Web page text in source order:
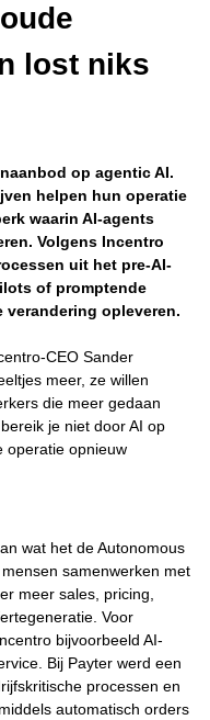
lost niks
op agentic AI.
helpen hun operatie
waarin AI-agents
Volgens Incentro
uit het pre-AI-
of promptende
verandering opleveren.
CEO Sander
meer, ze willen
die meer gedaan
je niet door AI op
operatie opnieuw
wat het de Autonomous
samenwerken met
meer sales, pricing,
Voor
bijvoorbeeld AI-
Bij Payter werd een
processen en
automatisch orders